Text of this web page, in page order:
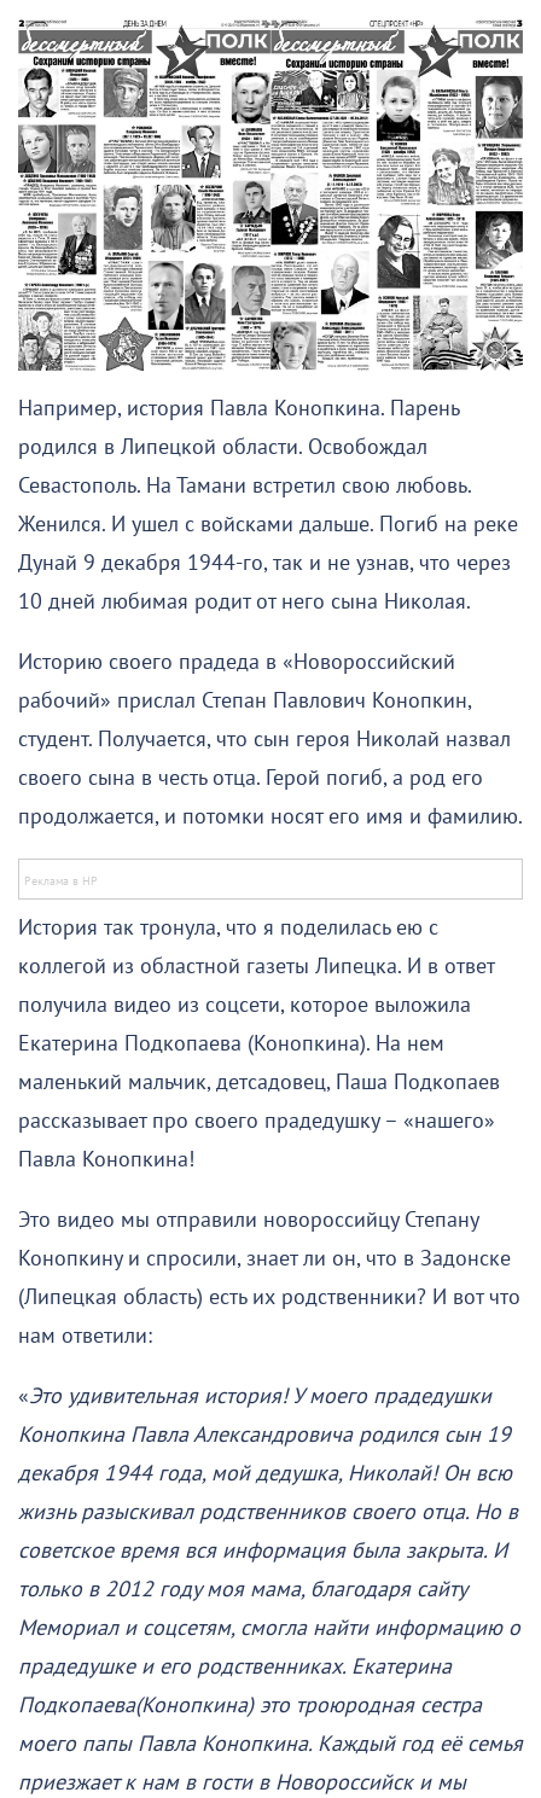
Например, история Павла Конопкина. Парень
родился в Липецкой области. Освобождал
Севастополь. На Тамани встретил свою любовь.
Женился. И ушел с войсками дальше. Погиб на реке
Дунай 9 декабря 1944-го, так и не узнав, что через
10 дней любимая родит от него сына Николая.
Историю своего прадеда в «Новороссийский
рабочий» прислал Степан Павлович Конопкин,
студент. Получается, что сын героя Николай назвал
своего сына в честь отца. Герой погиб, а род его
продолжается, и потомки носят его имя и фамилию.
История так тронула, что я поделилась ею с
коллегой из областной газеты Липецка. И в ответ
получила видео из соцсети, которое выложила
Екатерина Подкопаева (Конопкина). На нем
маленький мальчик, детсадовец, Паша Подкопаев
рассказывает про своего прадедушку – «нашего»
Павла Конопкина!
Это видео мы отправили новороссийцу Степану
Конопкину и спросили, знает ли он, что в Задонске
(Липецкая область) есть их родственники? И вот что
нам ответили:
«Это удивительная история! У моего прадедушки
Конопкина Павла Александровича родился сын 19
декабря 1944 года, мой дедушка, Николай! Он всю
жизнь разыскивал родственников своего отца. Но в
советское время вся информация была закрыта. И
только в 2012 году моя мама, благодаря сайту
Мемориал и соцсетям, смогла найти информацию о
прадедушке и его родственниках. Екатерина
Подкопаева(Конопкина) это троюродная сестра
моего папы Павла Конопкина. Каждый год её семья
приезжает к нам в гости в Новороссийск и мы